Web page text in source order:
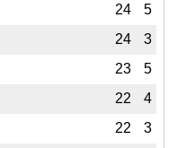
24 5
24 3
23 5
22 4
22 3